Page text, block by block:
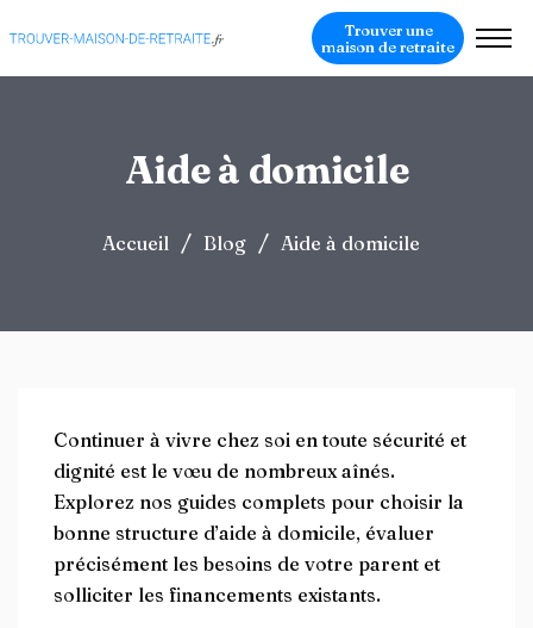
Trouver une
maison de retraite
Aide à domicile
Accueil / Blog / Aide à domicile
Continuer à vivre chez soi en toute sécurité et
dignité est le vœu de nombreux aînés.
Explorez nos guides complets pour choisir la
bonne structure d’aide à domicile, évaluer
précisément les besoins de votre parent et
solliciter les financements existants.